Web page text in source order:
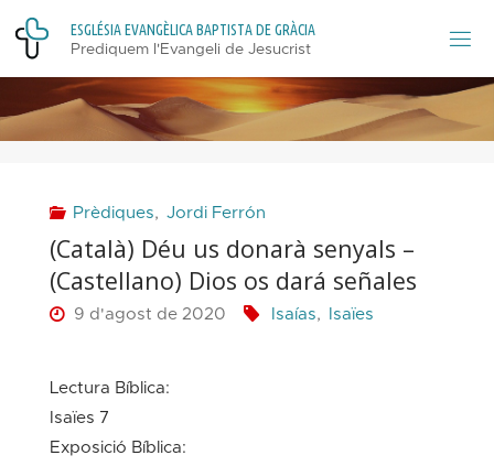
Skip
content
ESGLÉSIAEVANGÈLICABAPTISTADE GRÀCIA
Prediquem l'Evangeli de Jesucrist
Prèdiques, Jordi Ferrón
(Català) Déu us donarà senyals –
(Castellano) Dios os dará señales
9 d'agost de 2020 Isaías, Isaïes
Lectura Bíblica:
Isaïes 7
Exposició Bíblica: